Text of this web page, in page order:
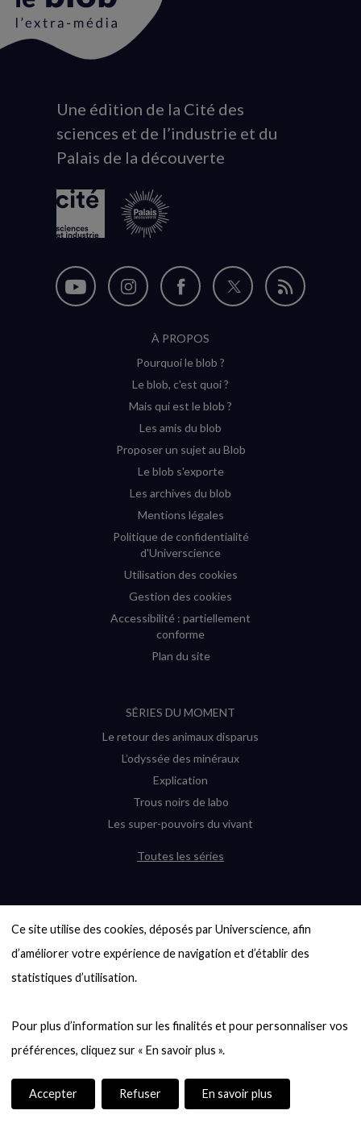
Ce site utilise des cookies, déposés par Universcience, afin
d’améliorer votre expérience de navigation et d’établir des
statistiques d’utilisation.
Pour plus d’information sur les finalités et pour personnaliser vos
Accepter Refuser En savoir plus
Animation
du
logo
Une édition de la Cité des
sciences et de l’industrie et du
Palais de la découverte
Nous
Nous
Instagram
(nouvelle
Nous
sur
Facebook
(nouvelle
Nous
Flux
À PROPOS
Pourquoi le blob ?
Le blob, c'est quoi ?
Mais qui est le blob ?
Les amis du blob
Proposer un sujet au Blob
Le blob s'exporte
Les archives du blob
Mentions légales
Politique de confidentialité
d'Universcience
Utilisation des cookies
Gestion des cookies
Accessibilité : partiellement
conforme
Plan du site
SÉRIES DU MOMENT
Le retour des animaux disparus
L’odyssée des minéraux
Explication
Trous noirs de labo
Les super-pouvoirs du vivant
Toutes les séries
6000 exoplanètes, et pas de « Terre »
en vue ?
Quel avenir pour les cryptos ?
Entre mathématiques et politique : la
quête d’un vote équitable
casse-tête